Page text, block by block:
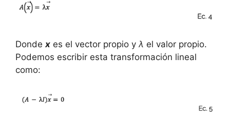
Donde x es el vector propio y λ el valor propio.
Podemos escribir esta transformación lineal
como: